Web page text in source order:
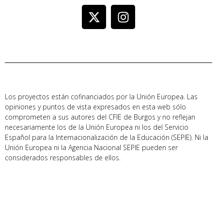
Los proyectos están cofinanciados por la Unión Europea. Las
opiniones y puntos de vista expresados en esta web sólo
comprometen a sus autores del CFIE de Burgos y no reflejan
necesariamente los de la Unión Europea ni los del Servicio
Español para la Internacionalización de la Educación (SEPIE). Ni la
Unión Europea ni la Agencia Nacional SEPIE pueden ser
considerados responsables de ellos.